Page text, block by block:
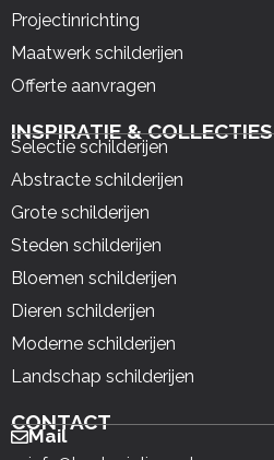
Projectinrichting
Maatwerk schilderijen
Offerte aanvragen
INSPIRATIE & COLLECTIES
Selectie schilderijen
Abstracte schilderijen
Grote schilderijen
Steden schilderijen
Bloemen schilderijen
Dieren schilderijen
Moderne schilderijen
Landschap schilderijen
CONTACT
Mail